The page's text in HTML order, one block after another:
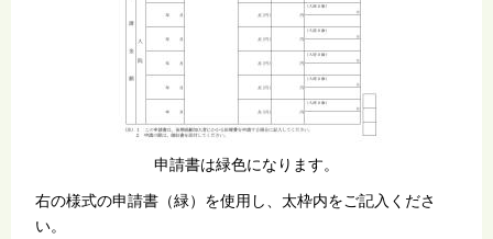
申請書は緑色になります。
右の様式の申請書（緑）を使用し、太枠内をご記入くださ
い。